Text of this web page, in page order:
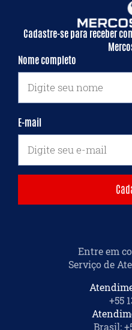
Cadastre-se para receber
Nome completo
E-mail
Entre em
Serviço de
+55
Brasil: